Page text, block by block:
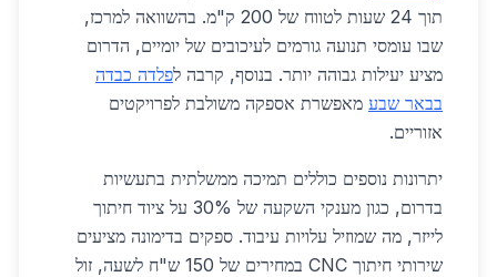
תוך 24 שעות לטווח של 200 ק"מ. בהשוואה למרכז,
שבו עומסי תנועה גורמים לעיכובים של יומיים, הדרום
מציע יעילות גבוהה יותר. בנוסף, קרבה לפלדה כבדה
בבאר שבע מאפשרת אספקה משולבת לפרויקטים
אזוריים.
יתרונות נוספים כוללים תמיכה ממשלתית בתעשיות
בדרום, כגון מענקי השקעה של 30% על ציוד חיתוך
לייזר, מה שמוזיל עלויות עיבוד. ספקים בדימונה מציעים
שירותי חיתוך CNC במחירים של 150 ש"ח לשעה, זול